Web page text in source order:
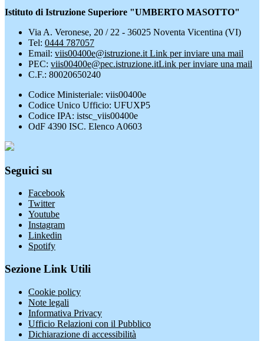
Istituto di Istruzione Superiore "UMBERTO MASOTTO"
Via A. Veronese, 20 / 22 - 36025 Noventa Vicentina (VI)
Tel: 0444 787057
Email: viis00400e@istruzione.it Link per inviare una mail
PEC: viis00400e@pec.istruzione.itLink per inviare una mail
C.F.: 80020650240
Codice Ministeriale: viis00400e
Codice Unico Ufficio: UFUXP5
Codice IPA: istsc_viis00400e
OdF 4390 ISC. Elenco A0603
Seguici su
Facebook
Twitter
Youtube
Instagram
Linkedin
Spotify
Sezione Link Utili
Cookie policy
Note legali
Informativa Privacy
Ufficio Relazioni con il Pubblico
Dichiarazione di accessibilità